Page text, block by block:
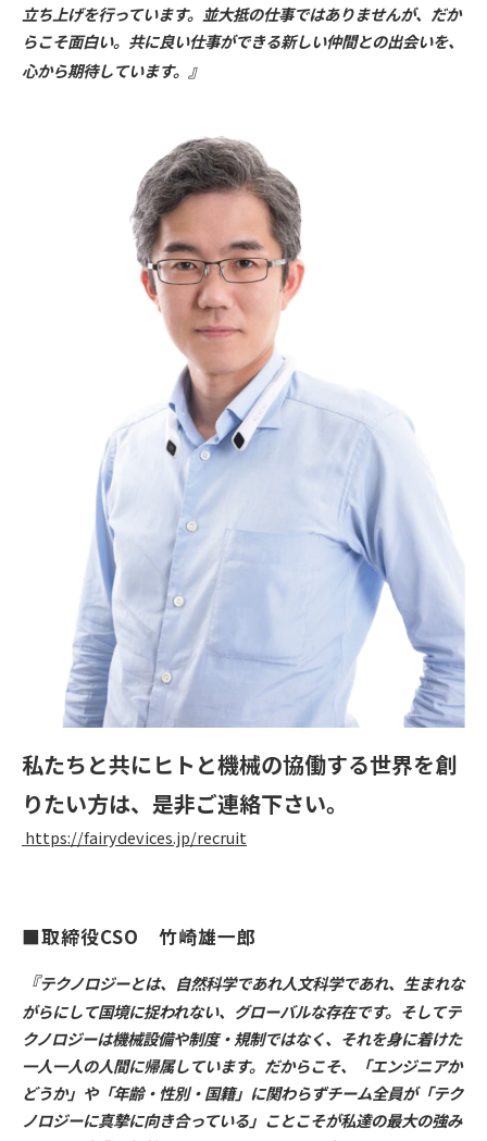
立ち上げを行っています。並大抵の仕事ではありませんが、だか
らこそ面白い。共に良い仕事ができる新しい仲間との出会いを、
心から期待しています。 』
私たちと共にヒトと機械の協働する世界を創
りたい方は、是非ご連絡下さい。
https://fairydevices.jp/recruit
■取締役CSO　竹崎雄一郎
『テクノロジーとは、自然科学であれ人文科学であれ、生まれな
がらにして国境に捉われない、グローバルな存在です。そしてテ
クノロジーは機械設備や制度・規制ではなく、それを身に着けた
一人一人の人間に帰属しています。だからこそ、「エンジニアか
どうか」や「年齢・性別・国籍」に関わらずチーム全員が「テク
ノロジーに真摯に向き合っている」ことこそが私達の最大の強み